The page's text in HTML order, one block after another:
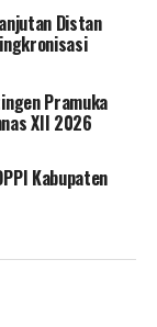
Distan
Pramuka
XII 2026
Kabupaten